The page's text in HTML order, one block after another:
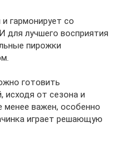
гармонирует со
для лучшего восприятия
пирожки
готовить
исходя от сезона и
важен, особенно
играет решающую